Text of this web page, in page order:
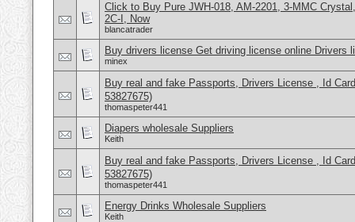
Click to Buy Pure JWH-018, AM-2201, 3-MMC
2C-I, Now
blancatrader
Buy drivers license Get driving license online Drivers
minex
Buy real and fake Passports, Drivers License , Id
53827675)
thomaspeter441
Diapers wholesale Suppliers
Keith
Buy real and fake Passports, Drivers License , Id
53827675)
thomaspeter441
Energy Drinks Wholesale Suppliers
Keith